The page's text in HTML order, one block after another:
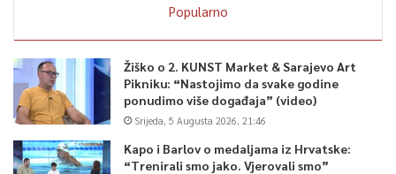
Popularno
Žiško o 2. KUNST Market & Sarajevo Art
Pikniku: “Nastojimo da svake godine
ponudimo više događaja” (video)
Srijeda, 5 Augusta 2026, 21:46
Kapo i Barlov o medaljama iz Hrvatske:
“Trenirali smo jako. Vjerovali smo”